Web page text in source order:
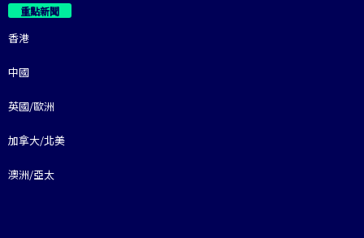
重點新聞
香港
中國
英國/歐洲
加拿大/北美
澳洲/亞太